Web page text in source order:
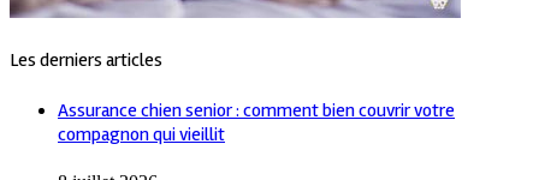
Les derniers articles
Assurance chien senior : comment bien couvrir votre
compagnon qui vieillit